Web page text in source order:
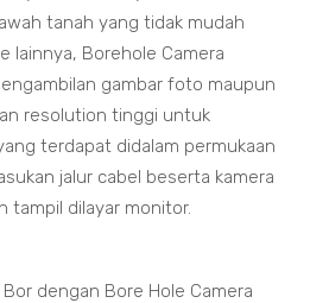
tanah yang tidak mudah
lainnya, Borehole Camera
gambar foto maupun
resolution tinggi untuk
terdapat didalam permukaan
jalur cabel beserta kamera
tampil dilayar monitor.
dengan Bore Hole Camera